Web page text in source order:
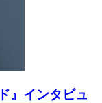
』インタビュ